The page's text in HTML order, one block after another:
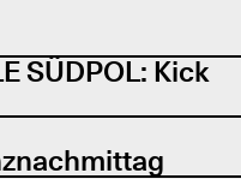
SÜDPOL: Kick